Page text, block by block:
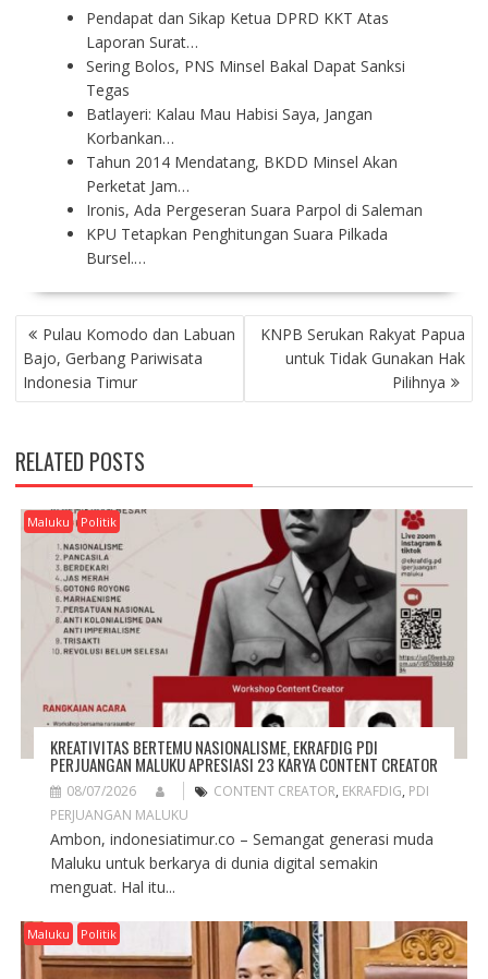
Pendapat dan Sikap Ketua DPRD KKT Atas
Laporan Surat…
Sering Bolos, PNS Minsel Bakal Dapat Sanksi
Tegas
Batlayeri: Kalau Mau Habisi Saya, Jangan
Korbankan…
Tahun 2014 Mendatang, BKDD Minsel Akan
Perketat Jam…
Ironis, Ada Pergeseran Suara Parpol di Saleman
KPU Tetapkan Penghitungan Suara Pilkada
Bursel.…
P
O
S
T
A
V
I
G
A
Pulau Komodo dan Labuan
Bajo, Gerbang Pariwisata
Indonesia Timur
KNPB Serukan Rakyat Papua
untuk Tidak Gunakan Hak
Pilihnya
RELATED POSTS
Maluku Politik
KREATIVITAS BERTEMU NASIONALISME, EKRAFDIG PDI
PERJUANGAN MALUKU APRESIASI 23 KARYA CONTENT CREATOR
08/07/2026 CONTENT CREATOR, EKRAFDIG, PDI
PERJUANGAN MALUKU
Ambon, indonesiatimur.co – Semangat generasi muda
Maluku untuk berkarya di dunia digital semakin
menguat. Hal itu...
Maluku Politik